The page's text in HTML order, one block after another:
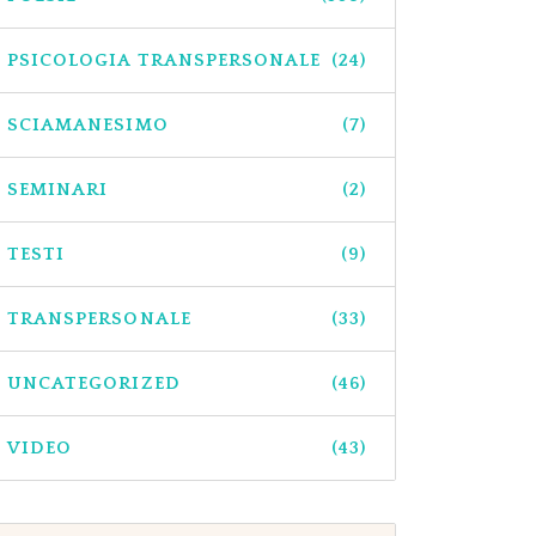
PSICOLOGIA TRANSPERSONALE (24)
SCIAMANESIMO (7)
SEMINARI (2)
TESTI (9)
TRANSPERSONALE (33)
UNCATEGORIZED (46)
VIDEO (43)